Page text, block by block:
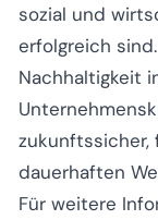
sozial und
erfolgreich
Nachhaltigkeit
zukunftssicher,
dauerhaften
Für weitere